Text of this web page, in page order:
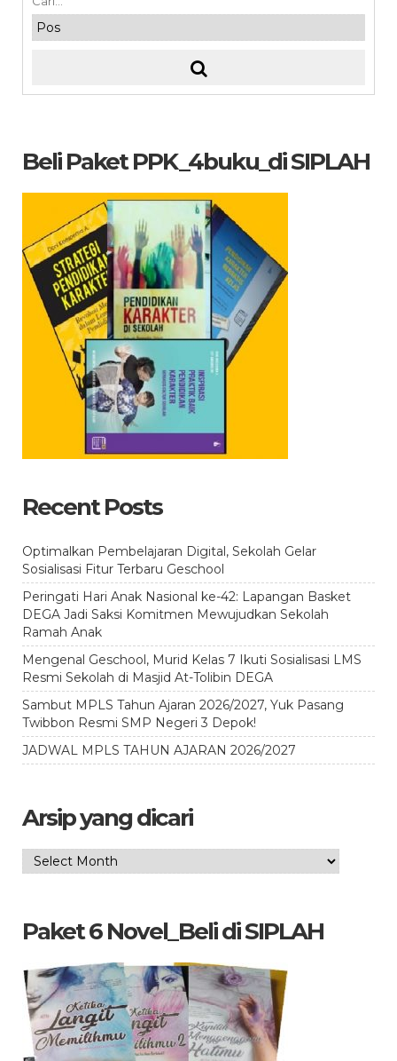
Beli Paket PPK_4buku_di SIPLAH
Recent Posts
Optimalkan Pembelajaran Digital, Sekolah Gelar
Sosialisasi Fitur Terbaru Geschool
Peringati Hari Anak Nasional ke-42: Lapangan Basket
DEGA Jadi Saksi Komitmen Mewujudkan Sekolah
Ramah Anak
Mengenal Geschool, Murid Kelas 7 Ikuti Sosialisasi LMS
Resmi Sekolah di Masjid At-Tolibin DEGA
Sambut MPLS Tahun Ajaran 2026/2027, Yuk Pasang
Twibbon Resmi SMP Negeri 3 Depok!
JADWAL MPLS TAHUN AJARAN 2026/2027
Arsip yang dicari
Arsip
Paket 6 Novel_Beli di SIPLAH